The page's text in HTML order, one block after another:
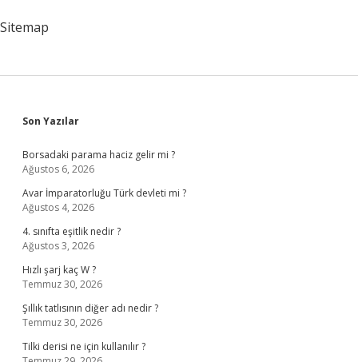
Sitemap
Sidebar
Son Yazılar
Borsadaki parama haciz gelir mi ?
Ağustos 6, 2026
Avar İmparatorluğu Türk devleti mi ?
Ağustos 4, 2026
4. sınıfta eşitlik nedir ?
Ağustos 3, 2026
Hızlı şarj kaç W ?
Temmuz 30, 2026
Şıllık tatlısının diğer adı nedir ?
Temmuz 30, 2026
Tilki derisi ne için kullanılır ?